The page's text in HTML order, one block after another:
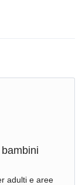
adulti e aree